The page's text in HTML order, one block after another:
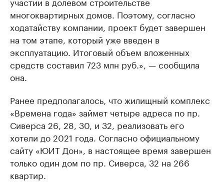
многоквартирных домов. Поэтому, согласно
ходатайству компании, проект будет завершен
на том этапе, который уже введен в
эксплуатацию. Итоговый объем вложенных
средств составил 723 млн руб.», — сообщила
она.
Ранее предполагалось, что жилищный комплекс
«Времена года» займет четыре адреса по пр.
Сиверса 26, 28, 30, и 32, реализовать его
хотели до 2021 года. Согласно официальному
сайту «ЮИТ Дон», в настоящее время завершен
только один дом по пр. Сиверса, 32 на 266
квартир.